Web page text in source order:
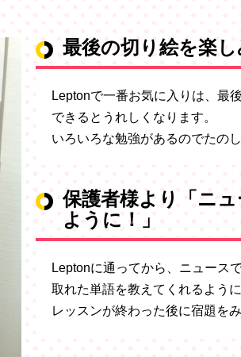
最後の切り絵を楽
Leptonで一番お気に入りは、最
できるとうれしくなります。
いろいろな勉強があるのでたの
保護者様より「ニ
ように！」
Leptonに通ってから、ニュース
取れた単語を教えてくれるように
レッスンが終わった後に宿題を